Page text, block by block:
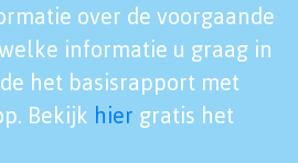
over de voorgaande
informatie u graag in
het basisrapport met
Bekijk hier gratis het